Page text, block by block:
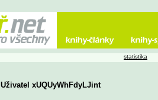
Uživatel xUQUyWhFdyLJint
statistika